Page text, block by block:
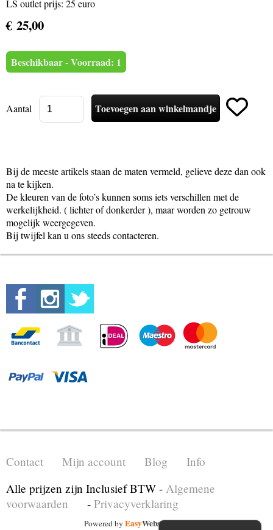
LS outlet prijs: 25 euro
€ 25,00
Beschikbaar - Voorraad: 1
Aantal
Bij de meeste artikels staan de maten vermeld, gelieve deze dan ook
na te kijken.
De kleuren van de foto’s kunnen soms iets verschillen met de
werkelijkheid. ( lichter of donkerder ), maar worden zo getrouw
mogelijk weergegeven.
Bij twijfel kan u ons steeds contacteren.
Contact Mijn account Blog
Info
Alle prijzen zijn Inclusief BTW - Algemene
voorwaarden
- Privacyverklaring
Powered by EasyWebshop
UA-199888747-1